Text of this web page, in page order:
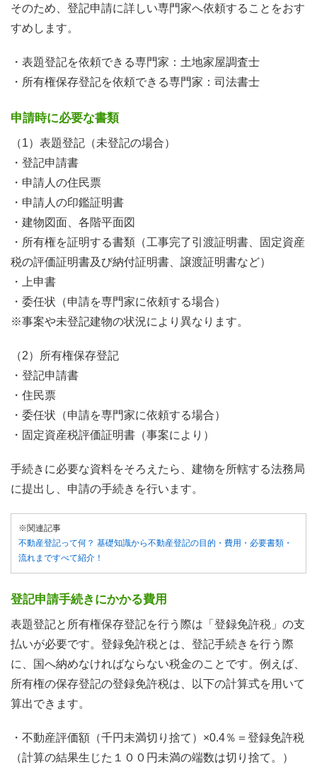
そのため、登記申請に詳しい専門家へ依頼することをおす
すめします。
・表題登記を依頼できる専門家：土地家屋調査士
・所有権保存登記を依頼できる専門家：司法書士
申請時に必要な書類
（1）表題登記（未登記の場合）
・登記申請書
・申請人の住民票
・申請人の印鑑証明書
・建物図面、各階平面図
・所有権を証明する書類（工事完了引渡証明書、固定資産
税の評価証明書及び納付証明書、譲渡証明書など）
・上申書
・委任状（申請を専門家に依頼する場合）
※事案や未登記建物の状況により異なります。
（2）所有権保存登記
・登記申請書
・住民票
・委任状（申請を専門家に依頼する場合）
・固定資産税評価証明書（事案により）
手続きに必要な資料をそろえたら、建物を所轄する法務局
に提出し、申請の手続きを行います。
※関連記事
不動産登記って何？ 基礎知識から不動産登記の目的・費用・必要書類・
流れまですべて紹介！
登記申請手続きにかかる費用
表題登記と所有権保存登記を行う際は「登録免許税」の支
払いが必要です。登録免許税とは、登記手続きを行う際
に、国へ納めなければならない税金のことです。例えば、
所有権の保存登記の登録免許税は、以下の計算式を用いて
算出できます。
・不動産評価額（千円未満切り捨て）×0.4％＝登録免許税
（計算の結果生じた１００円未満の端数は切り捨て。）